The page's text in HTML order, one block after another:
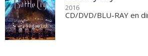
2016
CD/DVD/BLU-RAY en